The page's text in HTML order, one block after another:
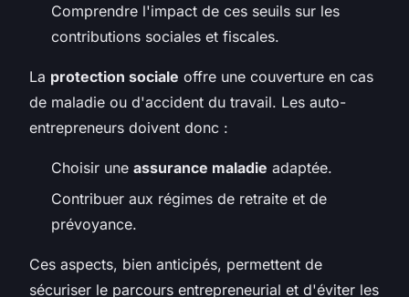
Comprendre l'impact de ces seuils sur les
contributions sociales et fiscales.
La protection sociale offre une couverture en cas
de maladie ou d'accident du travail. Les auto-
entrepreneurs doivent donc :
Choisir une assurance maladie adaptée.
Contribuer aux régimes de retraite et de
prévoyance.
Ces aspects, bien anticipés, permettent de
sécuriser le parcours entrepreneurial et d'éviter les